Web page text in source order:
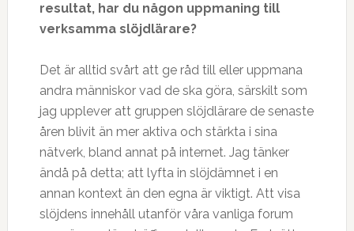
resultat, har du någon uppmaning till
verksamma slöjdlärare?
Det är alltid svårt att ge råd till eller uppmana
andra människor vad de ska göra, särskilt som
jag upplever att gruppen slöjdlärare de senaste
åren blivit än mer aktiva och stärkta i sina
nätverk, bland annat på internet. Jag tänker
ändå på detta; att lyfta in slöjdämnet i en
annan kontext än den egna är viktigt. Att visa
slöjdens innehåll utanför våra vanliga forum